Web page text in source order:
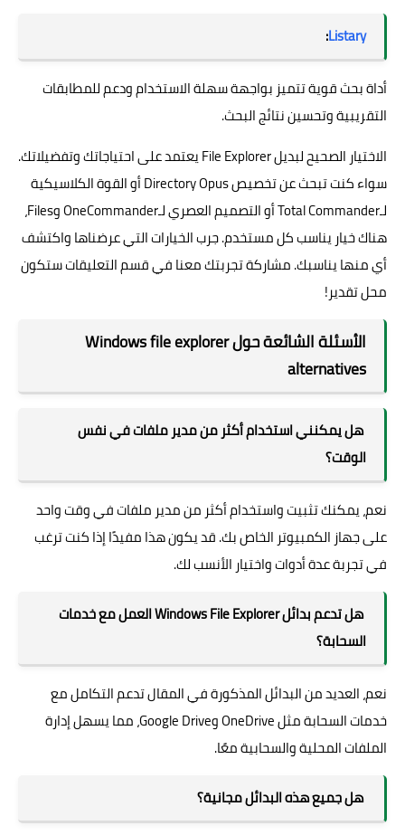
Listary
:
أداة بحث قوية تتميز بواجهة سهلة الاستخدام ودعم للمطابقات
التقريبية وتحسين نتائج البحث.
الاختيار الصحيح لبديل File Explorer يعتمد على احتياجاتك وتفضيلاتك.
سواء كنت تبحث عن تخصيص Directory Opus أو القوة الكلاسيكية
لـTotal Commander أو التصميم العصري لـOneCommander وFiles،
هناك خيار يناسب كل مستخدم. جرب الخيارات التي عرضناها واكتشف
أي منها يناسبك. مشاركة تجربتك معنا في قسم التعليقات ستكون
محل تقدير!
الأسئلة الشائعة حول Windows file explorer
alternatives
هل يمكنني استخدام أكثر من مدير ملفات في نفس
الوقت؟
نعم، يمكنك تثبيت واستخدام أكثر من مدير ملفات في وقت واحد
على جهاز الكمبيوتر الخاص بك. قد يكون هذا مفيدًا إذا كنت ترغب
في تجربة عدة أدوات واختيار الأنسب لك.
هل تدعم بدائل Windows File Explorer العمل مع خدمات
السحابة؟
نعم، العديد من البدائل المذكورة في المقال تدعم التكامل مع
خدمات السحابة مثل OneDrive وGoogle Drive، مما يسهل إدارة
الملفات المحلية والسحابية معًا.
هل جميع هذه البدائل مجانية؟